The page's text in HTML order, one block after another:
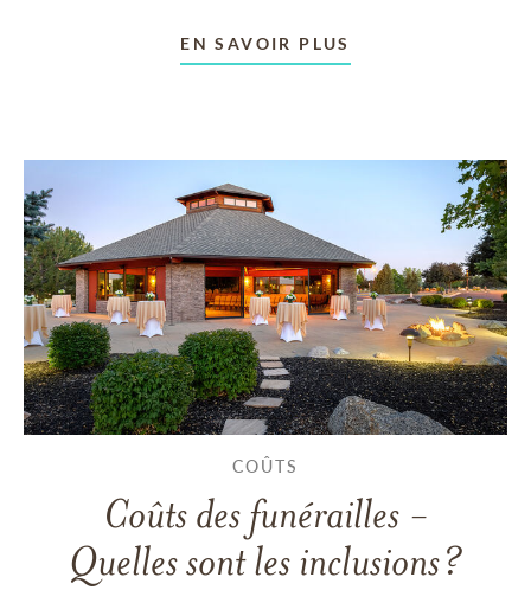
EN SAVOIR PLUS
COÛTS
Coûts des funérailles -
Quelles sont les inclusions?